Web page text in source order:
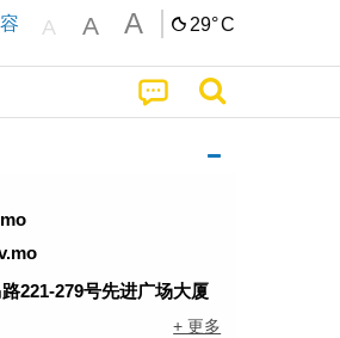
A A A 29°C
221-279号先进广场大厦
+ 更多